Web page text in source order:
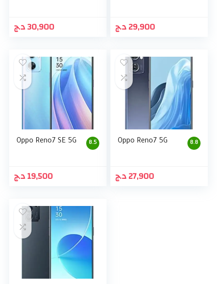
30,900د.ج 29,900د.ج
8.5
Oppo Reno7 SE 5G
19,500د.ج
8.8
Oppo Reno7 5G
27,900د.ج